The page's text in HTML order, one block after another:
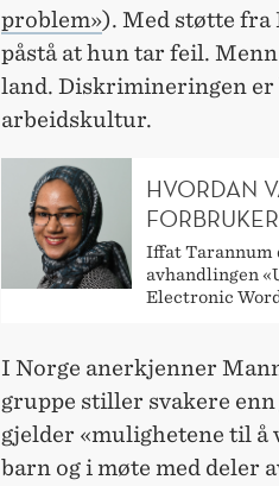
problem»). Med støtte fra
påstå at hun tar feil.
land. Diskrimineringen
arbeidskultur.
HVORDAN
Iffat Tarannum
avhandlingen
Electronic
I Norge anerkjenner
gruppe stiller svakere
gjelder «mulighetene til
barn og i møte med deler